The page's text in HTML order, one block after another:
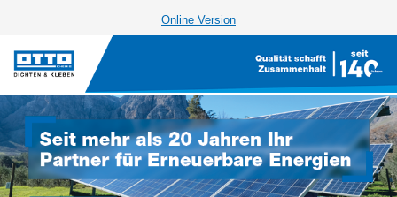
Online Version